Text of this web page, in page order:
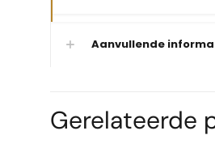
Aanvullende
Gerelateerde